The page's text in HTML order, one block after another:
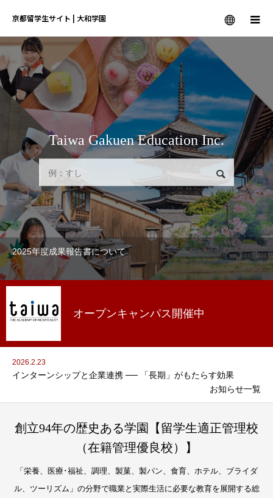
京都留学生サイト | 大和学園 メニュー
Taiwa Gakuen Education Inc.
オープンキャンパス開催中
2026.2.23
インターンシップと企業連携 ── 「長期」がもたらす効果
お知らせ一覧
創立94年の歴史ある学園【留学生適正管理校
（在籍管理優良校）】
「栄養、医療･福祉、調理、製菓、製パン、食育、ホテル、ブライダ
ル、ツーリズム」の分野で職業と実際生活に必要な教育を展開する総